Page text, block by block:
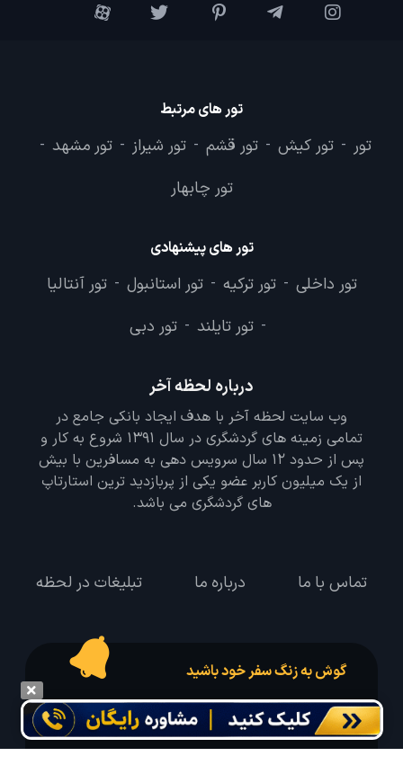
تور های مرتبط
تور - تور کیش - تور قشم - تور شیراز - تور مشهد -
تور چابهار
تور های پیشنهادی
تور داخلی - تور ترکیه - تور استانبول - تور آنتالیا
- تور تایلند - تور دبی
درباره لحظه آخر
وب سایت لحظه آخر با هدف ایجاد بانکی جامع در
تمامی زمینه های گردشگری در سال 1391 شروع به کار و
پس از حدود 12 سال سرویس دهی به مسافرین با بیش
از یک میلیون کاربر عضو یکی از پربازدید ترین استارتاپ
های گردشگری می باشد.
تماس با ما درباره ما تبلیغات در لحظه
گوش به زنگ سفر خود باشید
درخواست سفر خود را در مدت زمان دلخواه ثبت و پیامک بهترین آفر مربوط به تور
درخواستی خود را دریافت نمایید